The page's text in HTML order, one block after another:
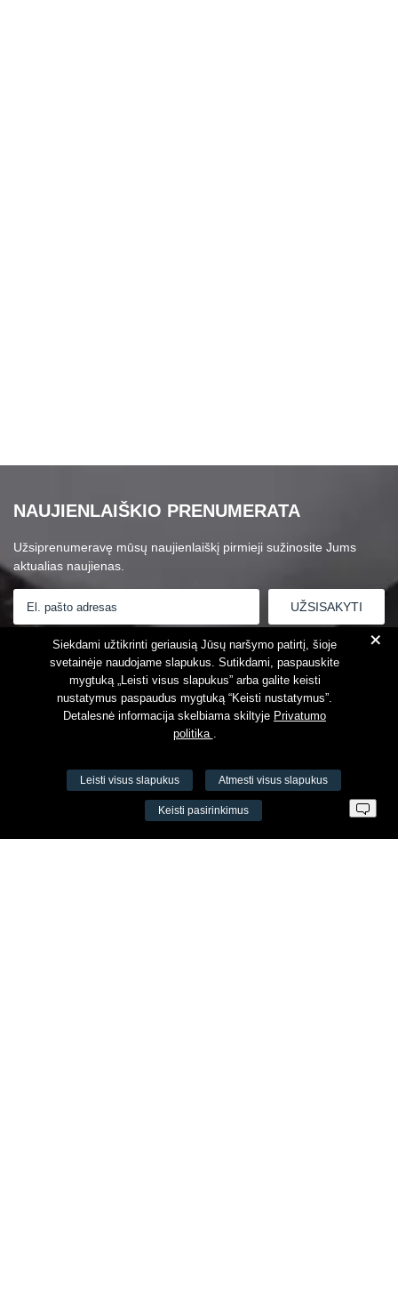
NAUJIENLAIŠKIO PRENUMERATA
Užsiprenumeravę mūsų naujienlaiškį pirmieji sužinosite Jums
aktualias naujienas.
Susipažinau suPrivatumo politika
VŠĮ Fitneso mokymo centras AEROMIX
+
Siekdami užtikrinti geriausią Jūsų naršymo patirtį, šioje
svetainėje naudojame slapukus. Sutikdami, paspauskite
mygtuką „Leisti visus slapukus” arba galite keisti
nustatymus paspaudus mygtuką “Keisti nustatymus”.
Detalesnė informacija skelbiama skiltyje Privatumo
politika .
Leisti visus slapukus Atmesti visus slapukus
Keisti pasirinkimus